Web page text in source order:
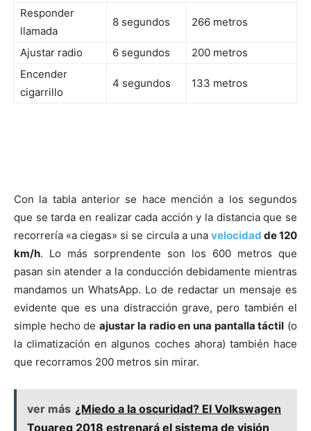
Responder
llamada
8 segundos 266 metros
Ajustar radio 6 segundos
200 metros
Encender
cigarrillo
4 segundos 133 metros
Con la tabla anterior se hace mención a los segundos
que se tarda en realizar cada acción y la distancia que se
recorrería «a ciegas» si se circula a una velocidad de 120
km/h. Lo más sorprendente son los 600 metros que
pasan sin atender a la conducción debidamente mientras
mandamos un WhatsApp. Lo de redactar un mensaje es
evidente que es una distracción grave, pero también el
simple hecho deajustar la radio en una pantalla táctil (o
la climatización en algunos coches ahora) también hace
que recorramos 200 metros sin mirar.
ver más ¿Miedo a la oscuridad? El Volkswagen
Touareg 2018 estrenará el sistema de visión